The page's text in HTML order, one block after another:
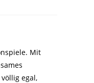
Mit
egal,